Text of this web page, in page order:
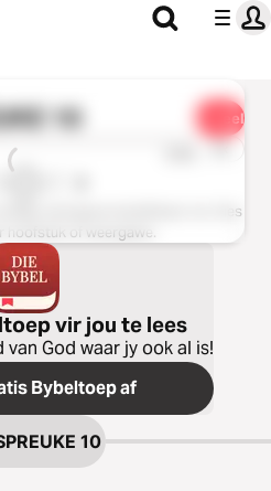
10 Deel
1 x
weergawe beskikbaar nie. Kies
hoofstuk of weergawe.
vir jou te lees
God waar jy ook al is!
Bybeltoep af
10